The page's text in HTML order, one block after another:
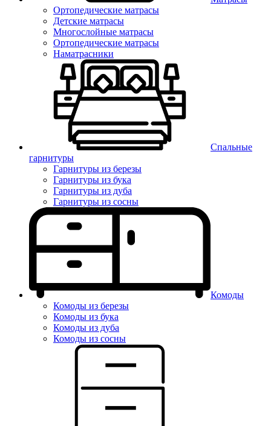
Ортопедические матрасы
Детские матрасы
Многослойные матрасы
Ортопедические матрасы
Наматрасники
Спальные
гарнитуры
Гарнитуры из березы
Гарнитуры из бука
Гарнитуры из дуба
Гарнитуры из сосны
Комоды
Комоды из березы
Комоды из бука
Комоды из дуба
Комоды из сосны